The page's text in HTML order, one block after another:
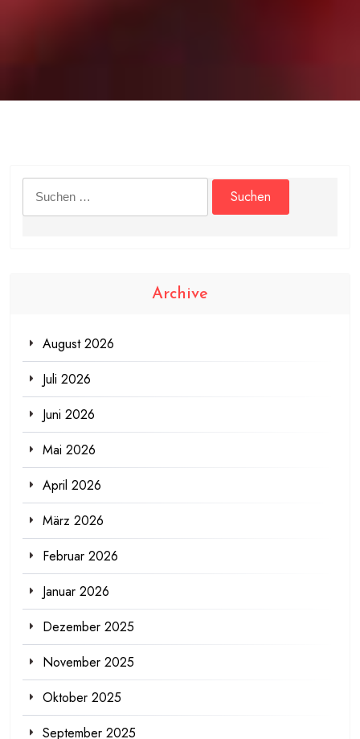
Archive
August 2026
Juli 2026
Juni 2026
Mai 2026
April 2026
März 2026
Februar 2026
Januar 2026
Dezember 2025
November 2025
Oktober 2025
September 2025